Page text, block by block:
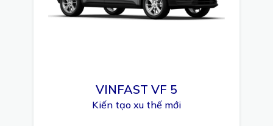
VINFAST VF 5
Kiến tạo xu thế mới